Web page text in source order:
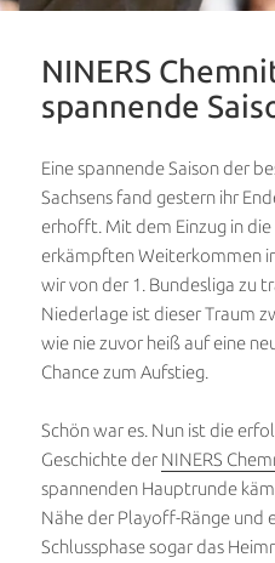
NINERS
spannende
Eine spannende Saison der
Sachsens fand gestern ihr
erhofft. Mit dem Einzug in
erkämpften Weiterkommen
wir von der 1. Bundesliga zu
Niederlage ist dieser Traum
wie nie zuvor heiß auf eine
Chance zum Aufstieg.
Schön war es. Nun ist die
Geschichte der NINERS
spannenden Hauptrunde
Nähe der Playoff-Ränge und
Schlussphase sogar das